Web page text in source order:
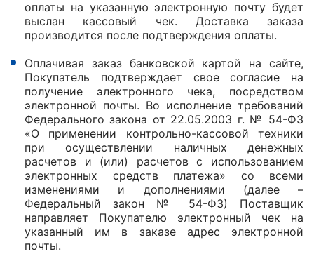
оплаты на указанную электронную почту будет
выслан кассовый чек. Доставка заказа
производится после подтверждения оплаты.
Оплачивая заказ банковской картой на сайте,
Покупатель подтверждает свое согласие на
получение электронного чека, посредством
электронной почты. Во исполнение требований
Федерального закона от 22.05.2003 г. № 54-ФЗ
«О применении контрольно-кассовой техники
при осуществлении наличных денежных
расчетов и (или) расчетов с использованием
электронных средств платежа» со всеми
изменениями и дополнениями (далее –
Федеральный закон № 54-ФЗ) Поставщик
направляет Покупателю электронный чек на
указанный им в заказе адрес электронной
почты.